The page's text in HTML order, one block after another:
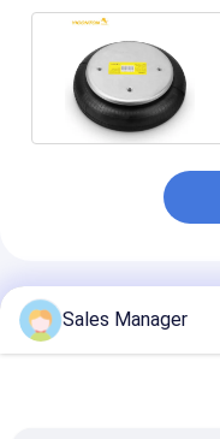
अनुशंसित उत्पाद
Sales Manager